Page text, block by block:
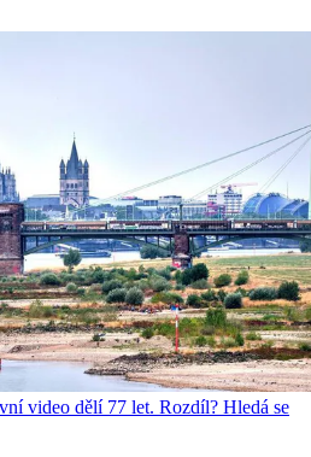
video dělí 77 let. Rozdíl? Hledá se